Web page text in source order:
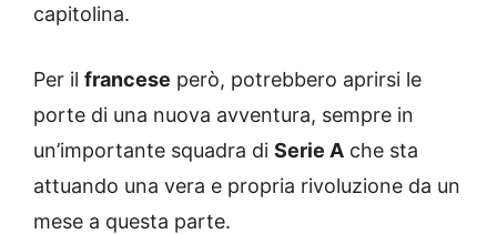
capitolina.
Per il francese però, potrebbero aprirsi le
porte di una nuova avventura, sempre in
un’importante squadra di Serie A che sta
attuando una vera e propria rivoluzione da un
mese a questa parte.